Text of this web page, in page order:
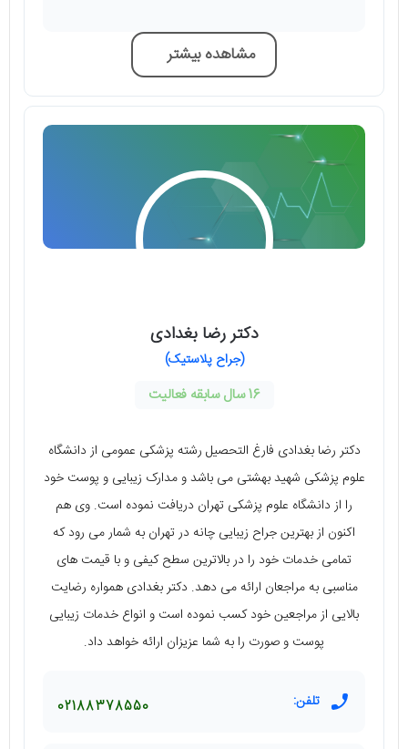
مشاهده بیشتر
دکتر رضا بغدادی
(جراح پلاستیک)
16 سال سابقه فعالیت
دکتر رضا بغدادی فارغ التحصیل رشته پزشکی عمومی از دانشگاه
علوم پزشکی شهید بهشتی می‌ باشد و مدارک زیبایی و پوست خود
را از دانشگاه علوم پزشکی تهران دریافت نموده است. وی هم
اکنون از بهترین جراح زیبایی چانه در تهران به شمار می‌ رود که
تمامی خدمات خود را در بالاترین سطح کیفی و با قیمت‌ های
مناسبی به مراجعان ارائه می‌ دهد. دکتر بغدادی همواره رضایت
بالایی از مراجعین خود کسب نموده است و انواع خدمات زیبایی
پوست و صورت را به شما عزیزان ارائه خواهد داد.
تلفن: 02188378550